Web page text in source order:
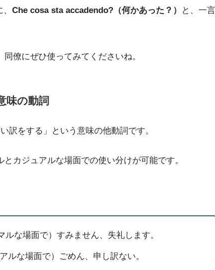
Che cosa sta accadendo?（何かあった？）
と、一言
僚にぜひ使ってみてくださいね。
味の動詞
訳をする」という意味の他動詞です。
カジュアルな場面での使い分けが可能です。
な場面で）すみません、失礼します。
ルな場面で）ごめん、申し訳ない。